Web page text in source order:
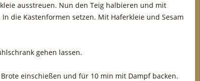
ausstreuen. Nun den Teig halbieren und mit
die Kastenformen setzen. Mit Haferkleie und Sesam
gehen lassen.
Brote einschießen und für 10 min mit Dampf backen.